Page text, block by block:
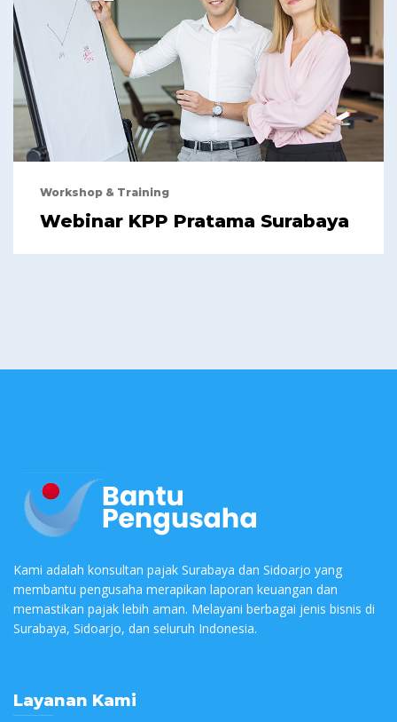
Workshop & Training
Webinar KPP Pratama Surabaya
Kami adalah konsultan pajak Surabaya dan Sidoarjo yang
membantu pengusaha merapikan laporan keuangan dan
memastikan pajak lebih aman. Melayani berbagai jenis bisnis di
Surabaya, Sidoarjo, dan seluruh Indonesia.
Layanan Kami